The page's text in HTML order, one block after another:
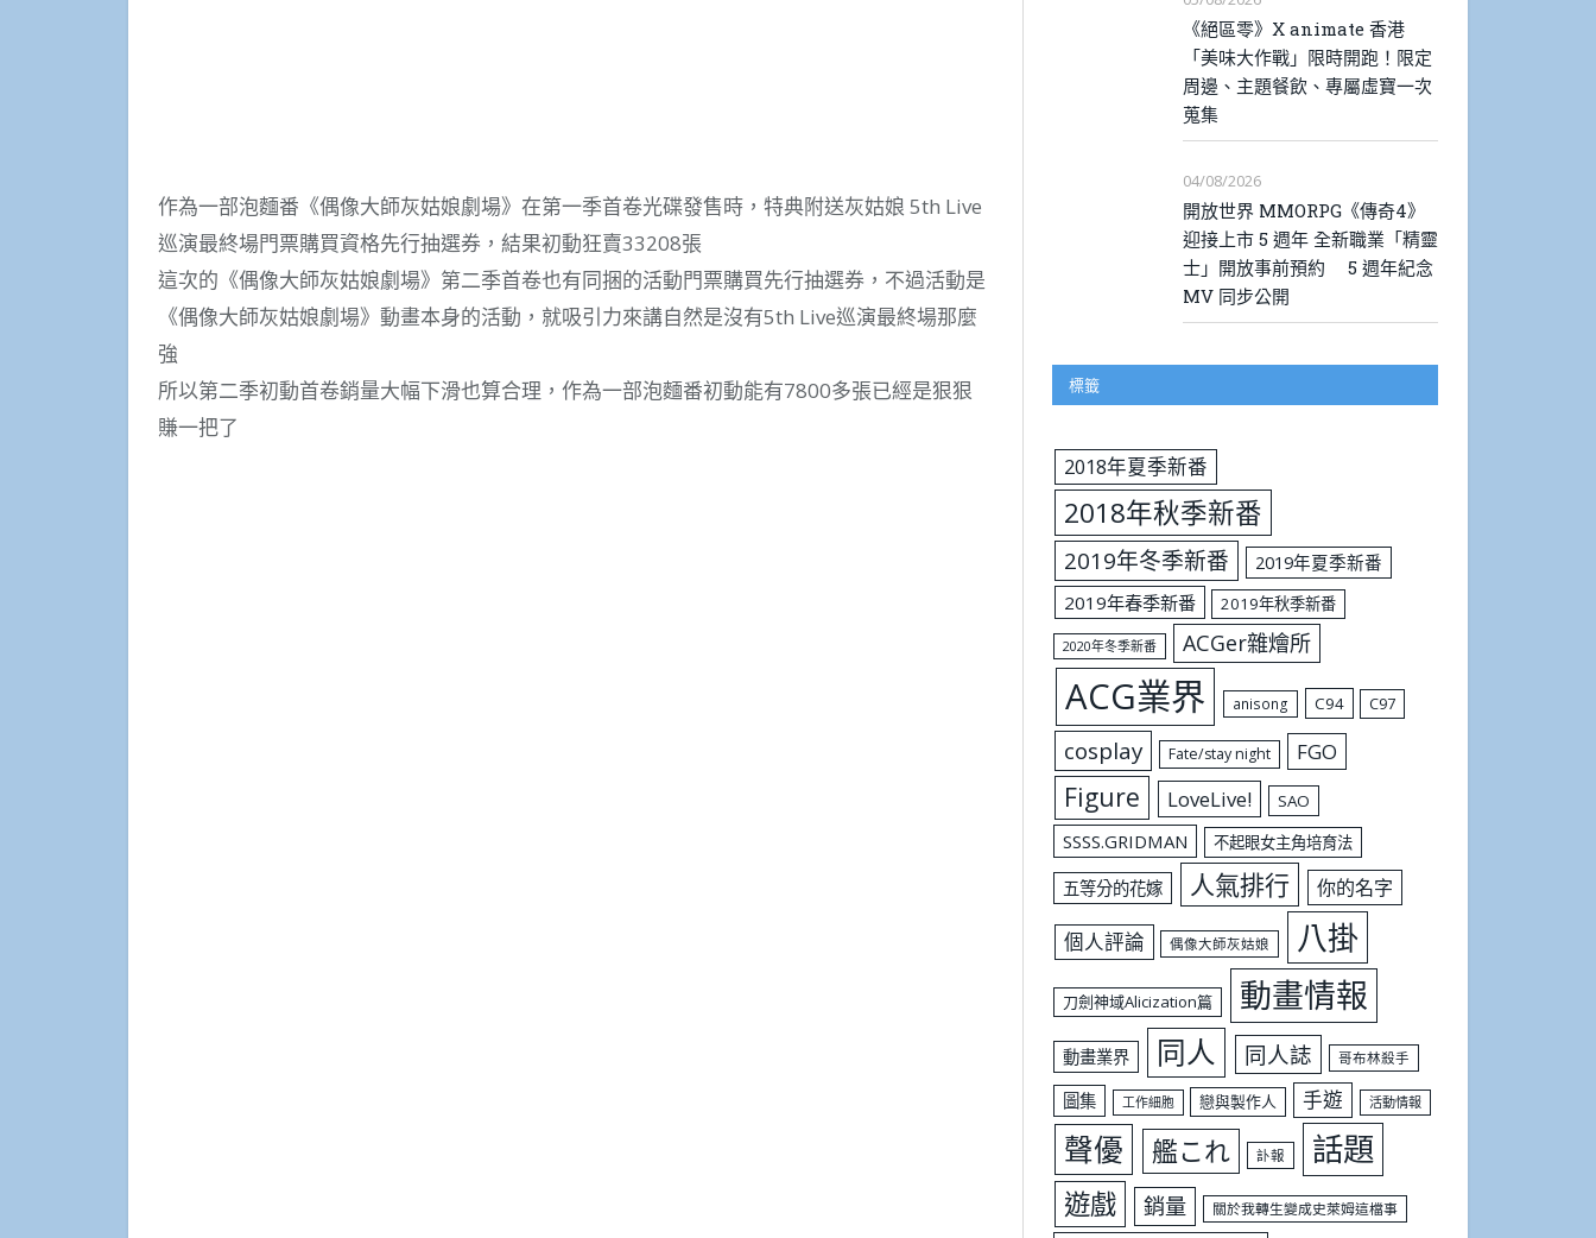
作為一部泡麵番《偶像大師灰姑娘劇場》在第一季首卷光碟發售時，特典附送灰姑娘 5th Live
巡演最終場門票購買資格先行抽選券，結果初動狂賣33208張
這次的《偶像大師灰姑娘劇場》第二季首卷也有同捆的活動門票購買先行抽選券，不過活動是
《偶像大師灰姑娘劇場》動畫本身的活動，就吸引力來講自然是沒有5th Live巡演最終場那麼
強
所以第二季初動首卷銷量大幅下滑也算合理，作為一部泡麵番初動能有7800多張已經是狠狠
賺一把了
《絕區零》X animate 香港
「美味大作戰」限時開跑！限定
周邊、主題餐飲、專屬虛寶一次
蒐集
04/08/2026
開放世界 MMORPG《傳奇4》
迎接上市 5 週年 全新職業「精靈
士」開放事前預約 5 週年紀念
MV 同步公開
標籤
2018年夏季新番
2018年秋季新番
2019年冬季新番
2019年夏季新番
2019年春季新番
2019年秋季新番
2020年冬季新番 ACGer雜燴所
ACG業界 anisong C94 C97
cosplay Fate/stay night FGO
Figure LoveLive! SAO
SSSS.GRIDMAN 不起眼女主角培育法
五等分的花嫁 人氣排行 你的名字
個人評論 偶像大師灰姑娘 八掛
刀劍神域Alicization篇 動畫情報
動畫業界 同人 同人誌 哥布林殺手
圖集 工作細胞 戀與製作人 手遊 活動情報
聲優 艦これ 訃報 話題
遊戲 銷量 關於我轉生變成史萊姆這檔事